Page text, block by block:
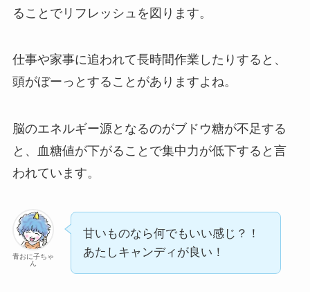
ることでリフレッシュを図ります。
仕事や家事に追われて長時間作業したりすると、
頭がぼーっとすることがありますよね。
脳のエネルギー源となるのがブドウ糖が不足する
と、血糖値が下がることで集中力が低下すると言
われています。
青おに子ちゃ
ん
甘いものなら何でもいい感じ？！
あたしキャンディが良い！